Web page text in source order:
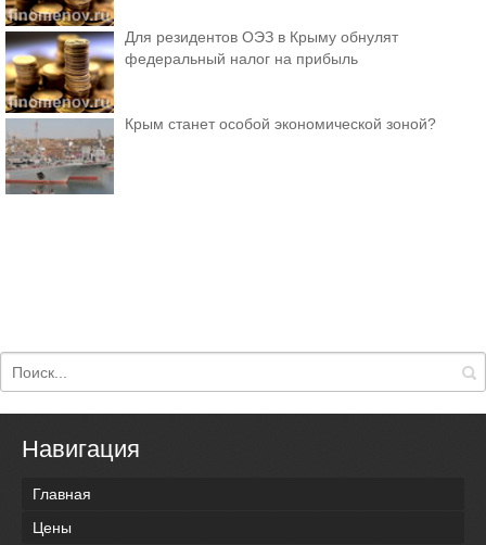
Для резидентов ОЭЗ в Крыму обнулят
федеральный налог на прибыль
Крым станет особой экономической зоной?
Навигация
Главная
Цены